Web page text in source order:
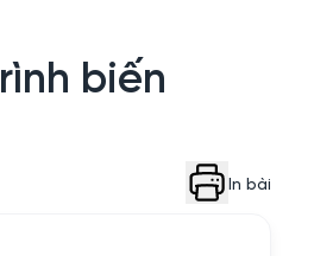
biến
In bài